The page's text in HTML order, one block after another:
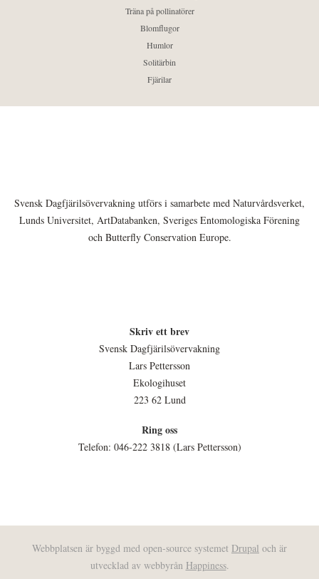
Träna på pollinatörer
Blomflugor
Humlor
Solitärbin
Fjärilar
Svensk Dagfjärilsövervakning utförs i samarbete med Naturvårdsverket,
Lunds Universitet, ArtDatabanken, Sveriges Entomologiska Förening
och Butterfly Conservation Europe.
Skriv ett brev
Svensk Dagfjärilsövervakning
Lars Pettersson
Ekologihuset
223 62 Lund
Ring oss
Telefon: 046-222 3818 (Lars Pettersson)
Webbplatsen är byggd med open-source systemet Drupal och är
utvecklad av webbyrån Happiness.